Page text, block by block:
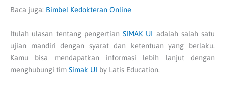
Baca juga: Bimbel Kedokteran Online
Itulah ulasan tentang pengertian SIMAK UI adalah salah satu
ujian mandiri dengan syarat dan ketentuan yang berlaku.
Kamu bisa mendapatkan informasi lebih lanjut dengan
menghubungi tim Simak UI by Latis Education.